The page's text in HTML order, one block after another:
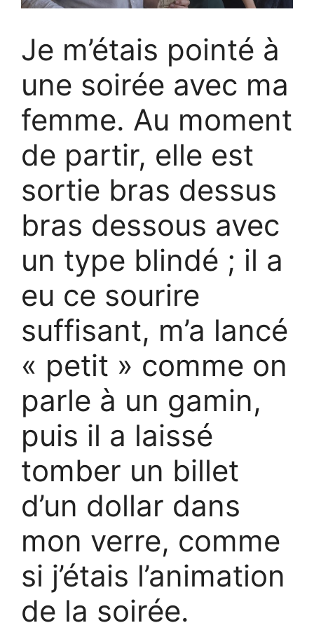
Je m’étais pointé à
une soirée avec ma
femme. Au moment
de partir, elle est
sortie bras dessus
bras dessous avec
un type blindé ; il a
eu ce sourire
suffisant, m’a lancé
« petit » comme on
parle à un gamin,
puis il a laissé
tomber un billet
d’un dollar dans
mon verre, comme
si j’étais l’animation
de la soirée.